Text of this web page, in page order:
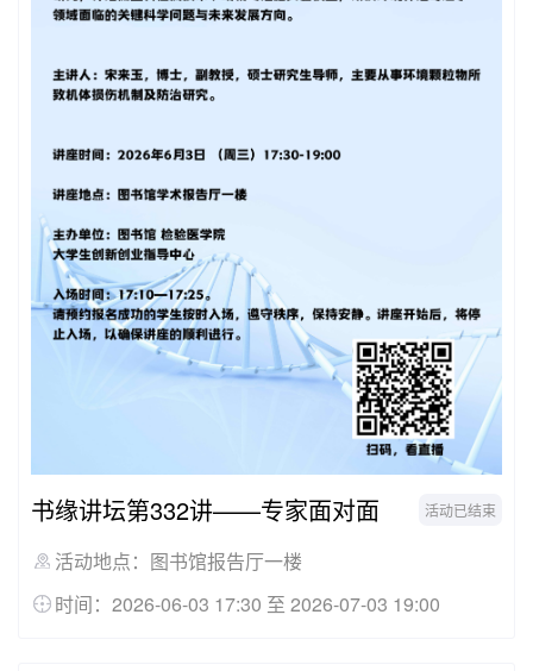
活动已结束
书缘讲坛第332讲——专家面对面
活动地点：图书馆报告厅一楼
时间：2026-06-03 17:30 至 2026-07-03 19:00